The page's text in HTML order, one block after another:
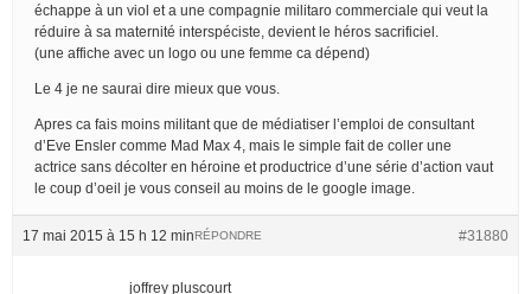
échappe à un viol et a une compagnie militaro commerciale qui veut la
réduire à sa maternité interspéciste, devient le héros sacrificiel.
(une affiche avec un logo ou une femme ca dépend)
Le 4 je ne saurai dire mieux que vous.
Apres ca fais moins militant que de médiatiser l’emploi de consultant
d’Eve Ensler comme Mad Max 4, mais le simple fait de coller une
actrice sans décolter en héroine et productrice d’une série d’action vaut
le coup d’oeil je vous conseil au moins de le google image.
17 mai 2015 à 15 h 12 min #31880
RÉPONDRE
joffrey pluscourt